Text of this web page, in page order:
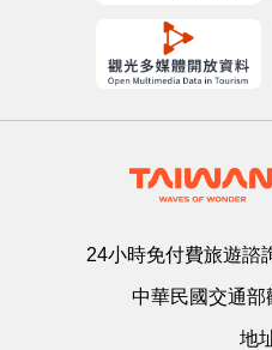
24小時免付費旅遊諮
中華民國交通部
地